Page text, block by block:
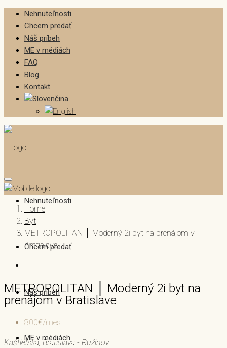
Nehnuteľnosti
Chcem predať
Náš príbeh
ME v médiách
FAQ
Blog
Kontakt
Nehnuteľnosti
Chcem predať
Náš príbeh
ME v médiách
Home
Byt
METROPOLITAN │ Moderný 2i byt na prenájom v
Bratislave
METROPOLITAN │ Moderný 2i byt na
prenájom v Bratislave
800€/mes.
Kaštieľska, Bratislava - Ružinov